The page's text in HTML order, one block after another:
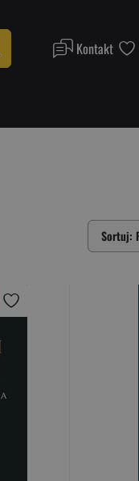
Kontakt
Sortuj: